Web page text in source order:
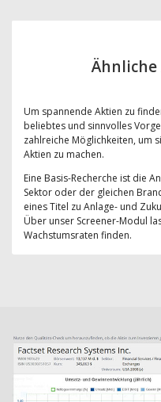
Um spannende Aktien zu
beliebtes und sinnvolles
zahlreiche Möglichkeiten, um
Aktien zu machen.
Eine Basis-Recherche ist die
Sektor oder der gleichen
eines Titel zu Anlage- und
Über unser Screener-Modul
Wachstumsraten finden.